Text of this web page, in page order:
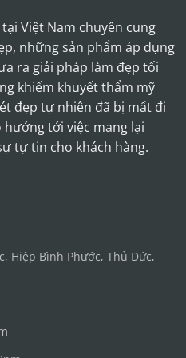
Việt Nam chuyên cung
những sản phẩm áp dụng
ra giải pháp làm đẹp tối
khiếm khuyết thẩm mỹ
đẹp tự nhiên đã bị mất đi
tới việc mang lại
tự tin cho khách hàng.
Hiệp Bình Phước, Thủ Đức,